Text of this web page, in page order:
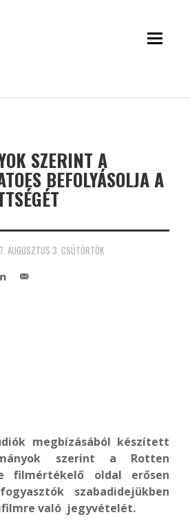
SZERINT A
BEFOLYÁSOLJA A
AUGUSZTUS 3. CSÜTÖRTÖK
megbízásából készített
szerint a Rotten
filmértékelő oldal erősen
szabadidejükben
való jegyvételét.